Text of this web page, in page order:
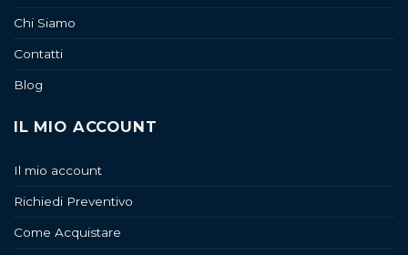
Chi Siamo
Contatti
Blog
IL MIO ACCOUNT
Il mio account
Richiedi Preventivo
Come Acquistare